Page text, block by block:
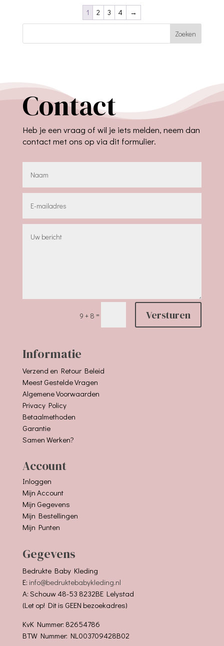
1 2 3 4 →
Zoeken
Contact
Heb je een vraag of wil je iets melden, neem dan
contact met ons op via dit formulier.
9 + 8 = Versturen
Informatie
Verzend en Retour Beleid
Meest Gestelde Vragen
Algemene Voorwaarden
Privacy Policy
Betaalmethoden
Garantie
Samen Werken?
Account
Inloggen
Mijn Account
Mijn Gegevens
Mijn Bestellingen
Mijn Punten
Gegevens
Bedrukte Baby Kleding
E: info@bedruktebabykleding.nl
A: Schouw 48-53 8232BE Lelystad
(Let op! Dit is GEEN bezoekadres)
KvK Nummer: 82654786
BTW Nummer: NL003709428B02